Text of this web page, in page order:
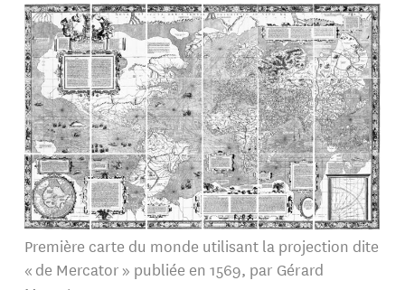
Première carte du monde utilisant la projection dite
« de Mercator » publiée en 1569, par Gérard